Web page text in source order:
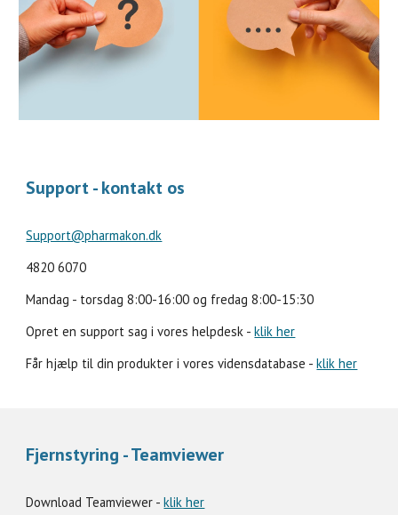
Support - kontakt os
Support@pharmakon.dk
4820 6070
Mandag - torsdag 8:00-16:00 og fredag 8:00-15:30
Opret en support sag i vores helpdesk -klik her
Får hjælp til din produkter i vores vidensdatabase -klik her
Fjernstyring - Teamviewer
Download Teamviewer -klik her